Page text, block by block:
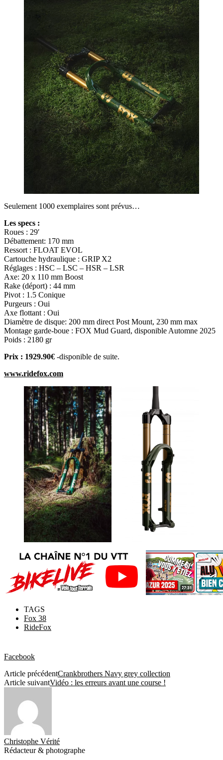
Seulement 1000 exemplaires sont prévus…
Les specs :
Roues : 29′
Débattement: 170 mm
Ressort : FLOAT EVOL
Cartouche hydraulique : GRIP X2
Réglages : HSC – LSC – HSR – LSR
Axe: 20 x 110 mm Boost
Rake (déport) : 44 mm
Pivot : 1.5 Conique
Purgeurs : Oui
Axe flottant : Oui
Diamètre de disque: 200 mm direct Post Mount, 230 mm max
Montage garde-boue : FOX Mud Guard, disponible Automne 2025
Poids : 2180 gr
Prix : 1929.90€ -disponible de suite.
www.ridefox.com
TAGS
Fox 38
RideFox
Facebook
Article précédentCrankbrothers Navy grey collection
Article suivantVidéo : les erreurs avant une course !
Christophe Vérité
Rédacteur & photographe